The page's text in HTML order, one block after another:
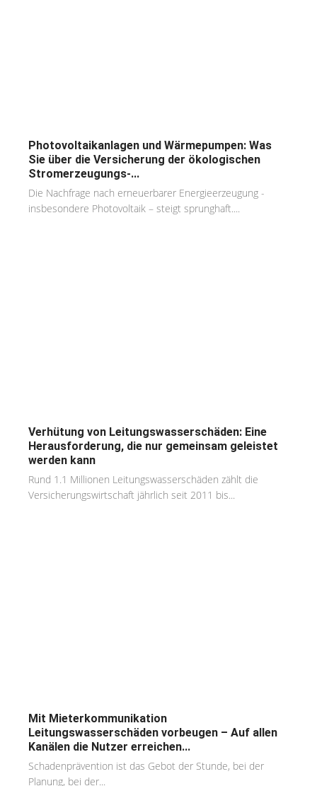
Photovoltaikanlagen und Wärmepumpen: Was
Sie über die Versicherung der ökologischen
Stromerzeugungs-...
Die Nachfrage nach erneuerbarer Energieerzeugung -
insbesondere Photovoltaik – steigt sprunghaft....
Verhütung von Leitungswasserschäden: Eine
Herausforderung, die nur gemeinsam geleistet
werden kann
Rund 1.1 Millionen Leitungswasserschäden zählt die
Versicherungswirtschaft jährlich seit 2011 bis...
Mit Mieterkommunikation
Leitungswasserschäden vorbeugen – Auf allen
Kanälen die Nutzer erreichen...
Schadenprävention ist das Gebot der Stunde, bei der
Planung, bei der...